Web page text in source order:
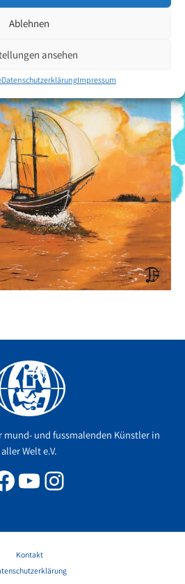
Ablehnen
ansehen
DatenschutzerklärungImpressum
mund- und fussmalenden Künstler in
aller Welt e.V.
Facebook
YouTube
Instagram
Kontakt